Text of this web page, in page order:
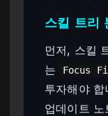
스킬 트리
먼저, 스킬
는
Focus
투자해야
업데이트